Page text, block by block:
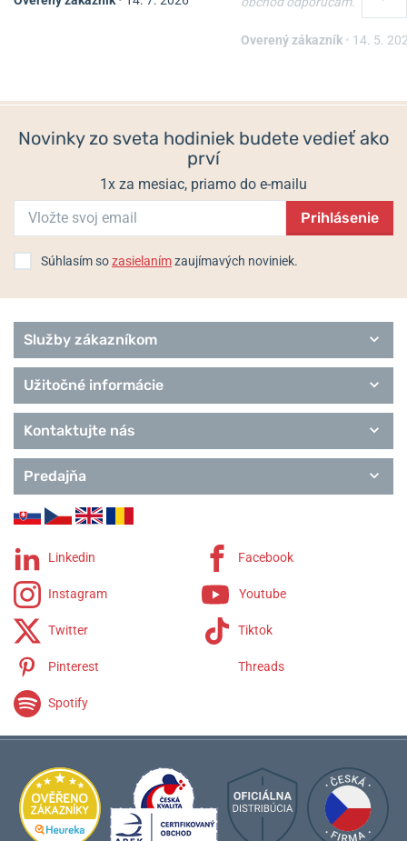
Remienok Hirsch Liberty -
Oceľový ťah Wenger
Overený zákazník • 14. 5.
Novinky zo sveta hodiniek budete vedieť ako
prví
1x za mesiac, priamo do e-mailu
Prihlásenie
Súhlasím sozasielanímzaujímavých noviniek.
Služby zákazníkom
Užitočné informácie
Kontaktujte nás
Predajňa
Linkedin Facebook
Instagram Youtube
Twitter Tiktok
Pinterest Threads
Spotify